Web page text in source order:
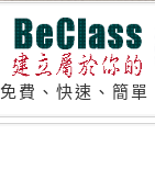
免費、快速、簡